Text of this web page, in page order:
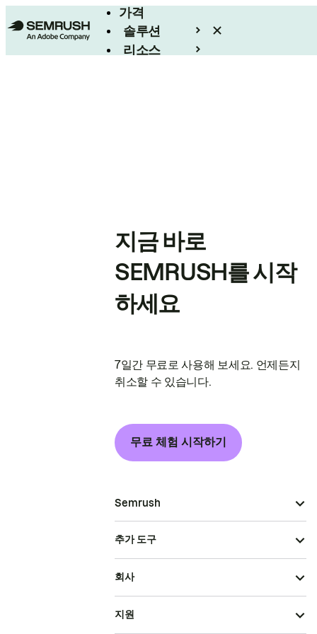
가격
솔루션
리소스
지금 바로
SEMRUSH를 시작
하세요
7일간 무료로 사용해 보세요. 언제든지
취소할 수 있습니다.
무료 체험 시작하기
Semrush
추가 도구
회사
지원